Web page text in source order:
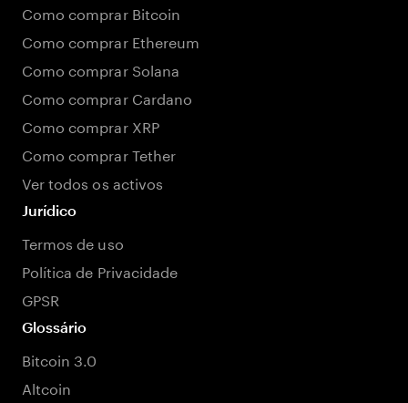
Como comprar Bitcoin
Como comprar Ethereum
Como comprar Solana
Como comprar Cardano
Como comprar XRP
Como comprar Tether
Ver todos os activos
Jurídico
Termos de uso
Política de Privacidade
GPSR
Glossário
Bitcoin 3.0
Altcoin